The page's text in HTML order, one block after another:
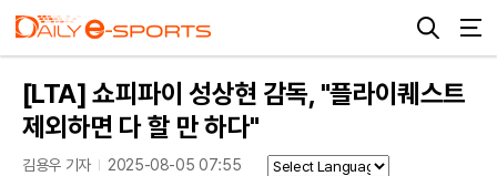
[LTA] 쇼피파이 성상현 감독, "플라이퀘스트
제외하면 다 할 만 하다"
김용우 기자 2025-08-05 07:55